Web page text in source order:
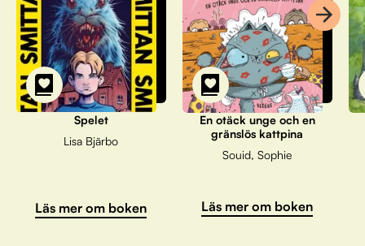
Spelet
Lisa Bjärbo
Läs mer om boken
En otäck unge och en
gränslös kattpina
Souid, Sophie
Läs mer om boken